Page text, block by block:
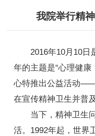
我院举行精
2016年10月10日
年的主题是“心理健康
心特推出公益活动
在宣传精神卫生并普
当下，精神卫生问
活。1992年起，世界